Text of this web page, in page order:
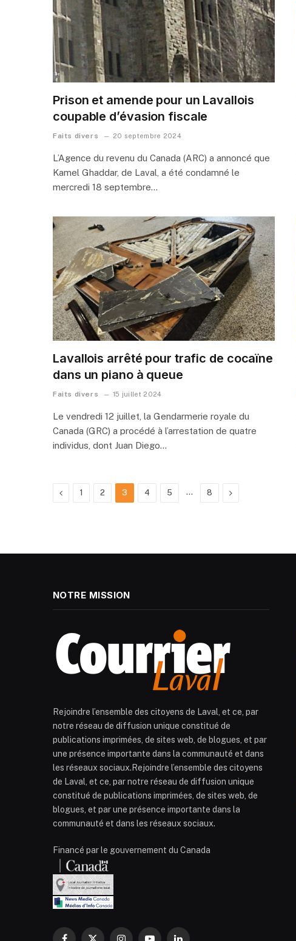
Prison et amende pour un Lavallois
coupable d’évasion fiscale
Faits divers 20 septembre 2024
L’Agence du revenu du Canada (ARC) a annoncé que
Kamel Ghaddar, de Laval, a été condamné le
mercredi 18 septembre…
Lavallois arrêté pour trafic de cocaïne
dans un piano à queue
Faits divers 15 juillet 2024
Le vendredi 12 juillet, la Gendarmerie royale du
Canada (GRC) a procédé à l’arrestation de quatre
individus, dont Juan Diego…
Previous
1 2 3 4 5 … 8 Next
NOTRE MISSION
Rejoindre l’ensemble des citoyens de Laval, et ce, par
notre réseau de diffusion unique constitué de
publications imprimées, de sites web, de blogues, et par
une présence importante dans la communauté et dans
les réseaux sociaux.Rejoindre l’ensemble des citoyens
de Laval, et ce, par notre réseau de diffusion unique
constitué de publications imprimées, de sites web, de
blogues, et par une présence importante dans la
communauté et dans les réseaux sociaux.
Financé par le gouvernement du Canada